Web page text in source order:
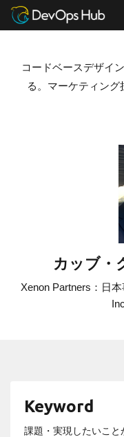
DevOps Hub ブログ カッブ・
カッブ・
Xenon Partners：日
コードベースデザイ
る。 マーケティング
Keyword
課題・実現したいこと